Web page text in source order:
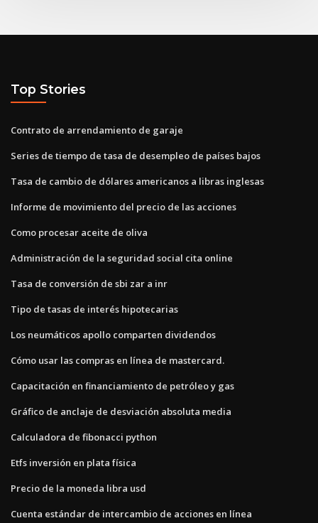
Top Stories
Contrato de arrendamiento de garaje
Series de tiempo de tasa de desempleo de países bajos
Tasa de cambio de dólares americanos a libras inglesas
Informe de movimiento del precio de las acciones
Como procesar aceite de oliva
Administración de la seguridad social cita online
Tasa de conversión de sbi zar a inr
Tipo de tasas de interés hipotecarias
Los neumáticos apollo comparten dividendos
Cómo usar las compras en línea de mastercard.
Capacitación en financiamiento de petróleo y gas
Gráfico de anclaje de desviación absoluta media
Calculadora de fibonacci python
Etfs inversión en plata física
Precio de la moneda libra usd
Cuenta estándar de intercambio de acciones en línea